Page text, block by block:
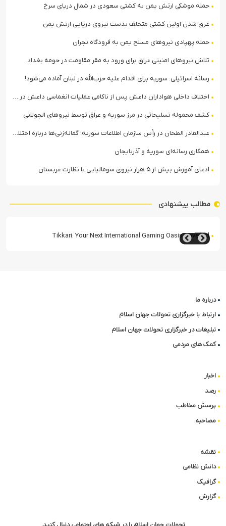
حمله موشکی ارتش یمن به کشتی سعودی در شمال دریای سرخ
غرق شدن اولین کشتی متخلف بدست نیروی دریایی ارتش یمن
حمله پهپادی نیروهای مسلح یمن به فرودگاه نجران
تلاش نیروهای امنیتی عراق برای ورود به مقر مقاومت در حومه بغداد
رسانه اسرائیلی: سوریه برای اقدام علیه حزب‌الله در لبنان آماده می‌شود!
اختلاف داخلی هواداران داعش پس از ناکامی عملیات انغماسی داعش در رقه
کشف محموله تسلیحاتی در مرز سوریه و عراق توسط نیروهای الجولانی
عبدالقادر الطحان در رأس سازمان اطلاعات سوریه؛ گمانه‌زنی‌ها درباره اختلافات در ساختار امنیتی
همکاری رسانه‌ای سوریه و آذربایجان
ادعای آموزش بیش از ۵ هزار نیروی سومالیایی با نظارت عربستان
مطالب پیشنهادی
Tikkari: Your Next International Gaming Oasis Unveiled
درباره ما
ارتباط با خبرگزاری تحولات جهان اسلام
تبلیغات در خبرگزاری تحولات جهان اسلام
کمک های مردمی
اخبار
رصد
پرسش مخاطب
مصاحبه
نقشه
دانش نظامی
گرافیک
گزارش